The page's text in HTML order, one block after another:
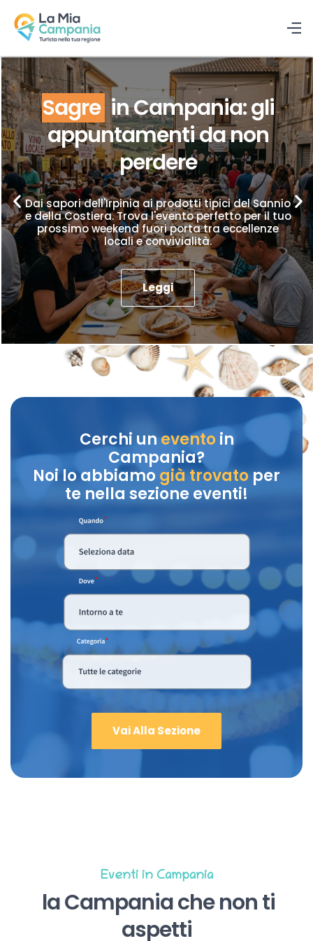
Sagre in Campania: gli
appuntamenti da non
perdere
Dai sapori dell'Irpinia ai prodotti tipici del Sannio
e della Costiera. Trova l'evento perfetto per il tuo
prossimo weekend fuori porta tra eccellenze
locali e convivialità.
Leggi
Cerchi unevento in
Campania?
Noi lo abbiamo già trovatoper
te nella sezione eventi!
Vai Alla Sezione
Eventi in Campania
la Campania che non ti
aspetti